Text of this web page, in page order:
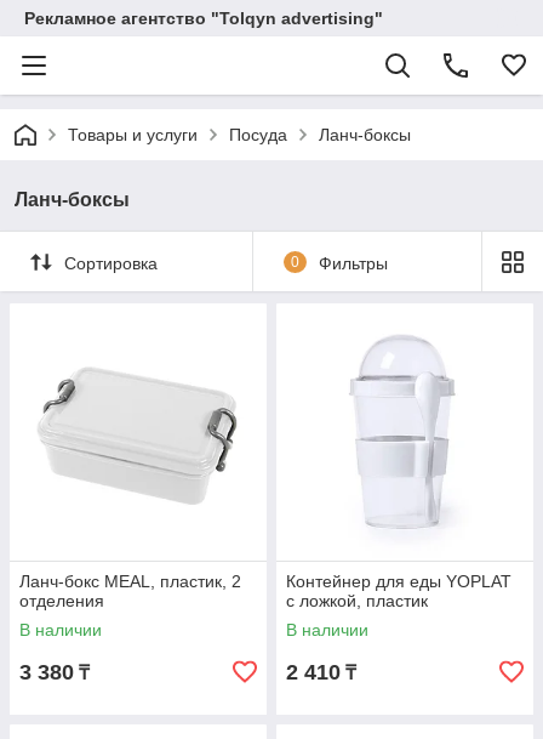
Рекламное агентство "Tolqyn advertising"
Товары и услуги Посуда Ланч-боксы
Ланч-боксы
Сортировка 0 Фильтры
Ланч-бокс MEAL, пластик, 2
отделения
В наличии
3 380 ₸
Контейнер для еды YOPLAT
с ложкой, пластик
В наличии
2 410 ₸